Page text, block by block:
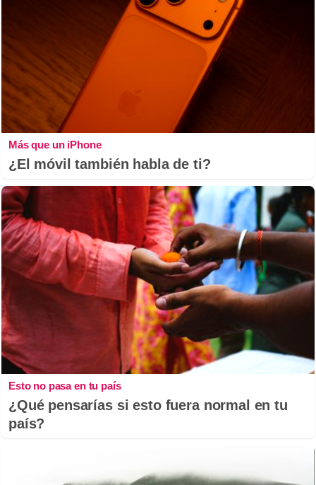
Más que un iPhone
¿El móvil también habla de ti?
Esto no pasa en tu país
¿Qué pensarías si esto fuera normal en tu
país?